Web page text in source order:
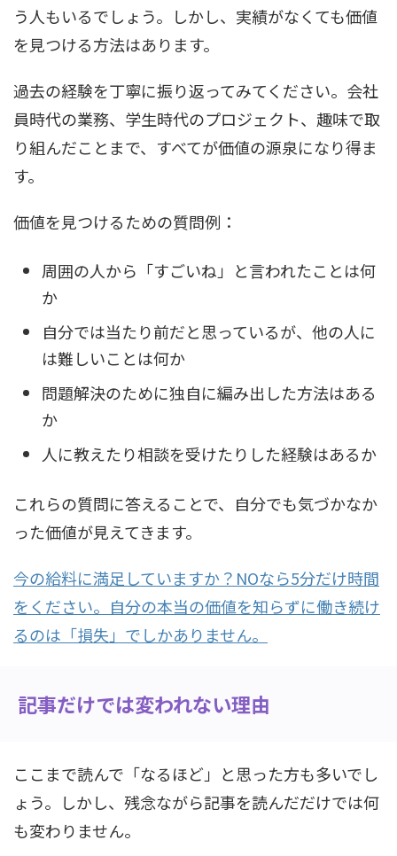
う人もいるでしょう。しかし、実績がなくても価値
を見つける方法はあります。
過去の経験を丁寧に振り返ってみてください。会社
員時代の業務、学生時代のプロジェクト、趣味で取
り組んだことまで、すべてが価値の源泉になり得ま
す。
価値を見つけるための質問例：
周囲の人から「すごいね」と言われたことは何
か
自分では当たり前だと思っているが、他の人に
は難しいことは何か
問題解決のために独自に編み出した方法はある
か
人に教えたり相談を受けたりした経験はあるか
これらの質問に答えることで、自分でも気づかなか
った価値が見えてきます。
今の給料に満足していますか？NOなら5分だけ時間
をください。自分の本当の価値を知らずに働き続け
るのは「損失」でしかありません。
記事だけでは変われない理由
ここまで読んで「なるほど」と思った方も多いでし
ょう。しかし、残念ながら記事を読んだだけでは何
も変わりません。